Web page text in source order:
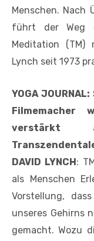
Menschen. Nach
führt der Weg
Meditation (TM)
Lynch seit 1973
YOGA
Filmemacher
verstärkt
DAVID LYNCH :
als Menschen
Vorstellung,
unseres Gehirns
gemacht. Wozu